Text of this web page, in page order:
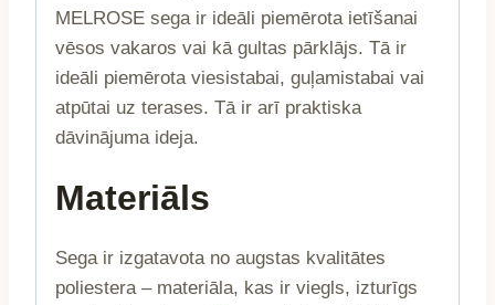
MELROSE sega ir ideāli piemērota ietīšanai
vēsos vakaros vai kā gultas pārklājs. Tā ir
ideāli piemērota viesistabai, guļamistabai vai
atpūtai uz terases. Tā ir arī praktiska
dāvinājuma ideja.
Materiāls
Sega ir izgatavota no augstas kvalitātes
poliestera – materiāla, kas ir viegls, izturīgs